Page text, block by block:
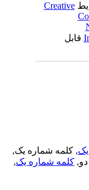
Creative
, کلمه شماره یک,
کلمه شماره یک,